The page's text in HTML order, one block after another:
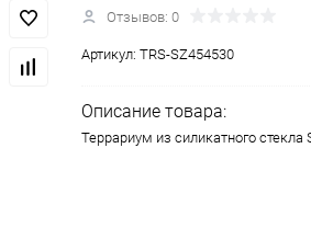
Отзывов: 0
Артикул: TRS-SZ454530
Описание товара:
Террариум из силикатного стекла